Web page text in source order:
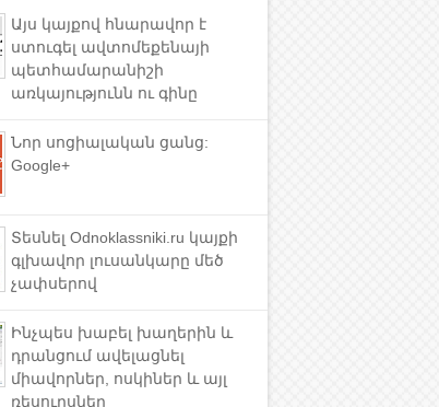
Այս կայքով հնարավոր է
ստուգել ավտոմեքենայի
պետհամարանիշի
առկայությունն ու գինը
Նոր սոցիալական ցանց:
Google+
Տեսնել Odnoklassniki.ru կայքի
գլխավոր լուսանկարը մեծ
չափսերով
Ինչպես խաբել խաղերին և
դրանցում ավելացնել
միավորներ, ոսկիներ և այլ
ռեսուրսներ